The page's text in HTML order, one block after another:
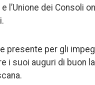
dei Consoli
presente per gli
i suoi auguri di buon